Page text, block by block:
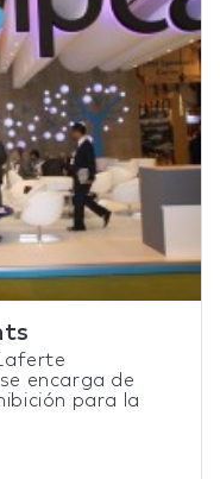
encarga de
para la